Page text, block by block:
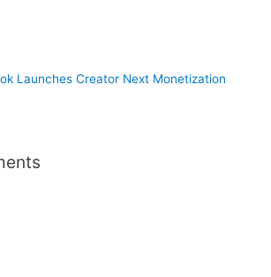
Launches Creator Next Monetization